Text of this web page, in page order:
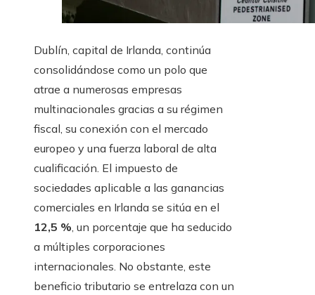
Dublín, capital de Irlanda, continúa
consolidándose como un polo que
atrae a numerosas empresas
multinacionales gracias a su régimen
fiscal, su conexión con el mercado
europeo y una fuerza laboral de alta
cualificación. El impuesto de
sociedades aplicable a las ganancias
comerciales en Irlanda se sitúa en el
12,5 %, un porcentaje que ha seducido
a múltiples corporaciones
internacionales. No obstante, este
beneficio tributario se entrelaza con un